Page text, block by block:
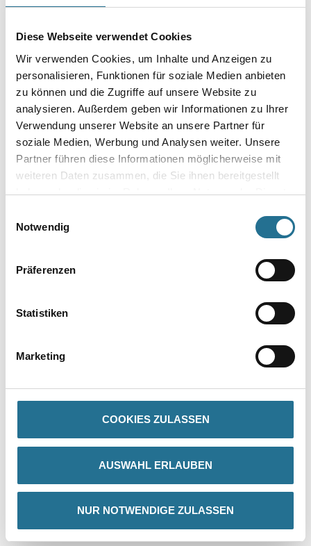
Diese Webseite verwendet Cookies
Wir verwenden Cookies, um Inhalte und Anzeigen zu
personalisieren, Funktionen für soziale Medien anbieten
zu können und die Zugriffe auf unsere Website zu
analysieren. Außerdem geben wir Informationen zu Ihrer
Verwendung unserer Website an unsere Partner für
soziale Medien, Werbung und Analysen weiter. Unsere
Partner führen diese Informationen möglicherweise mit
weiteren Daten zusammen, die Sie ihnen bereitgestellt
haben oder die sie im Rahmen Ihrer Nutzung der Dienste
Notwendig
Präferenzen
Statistiken
Marketing
COOKIES ZULASSEN
AUSWAHL ERLAUBEN
NUR NOTWENDIGE ZULASSEN
Gebinde
Umrechnungsfaktoren
- Staubtrocken nach: 2-3 Stunden
- Überarbeitbar nach: 4-6 Stunden
ZUSATZINFOS
GEFAHRENHINWEISE